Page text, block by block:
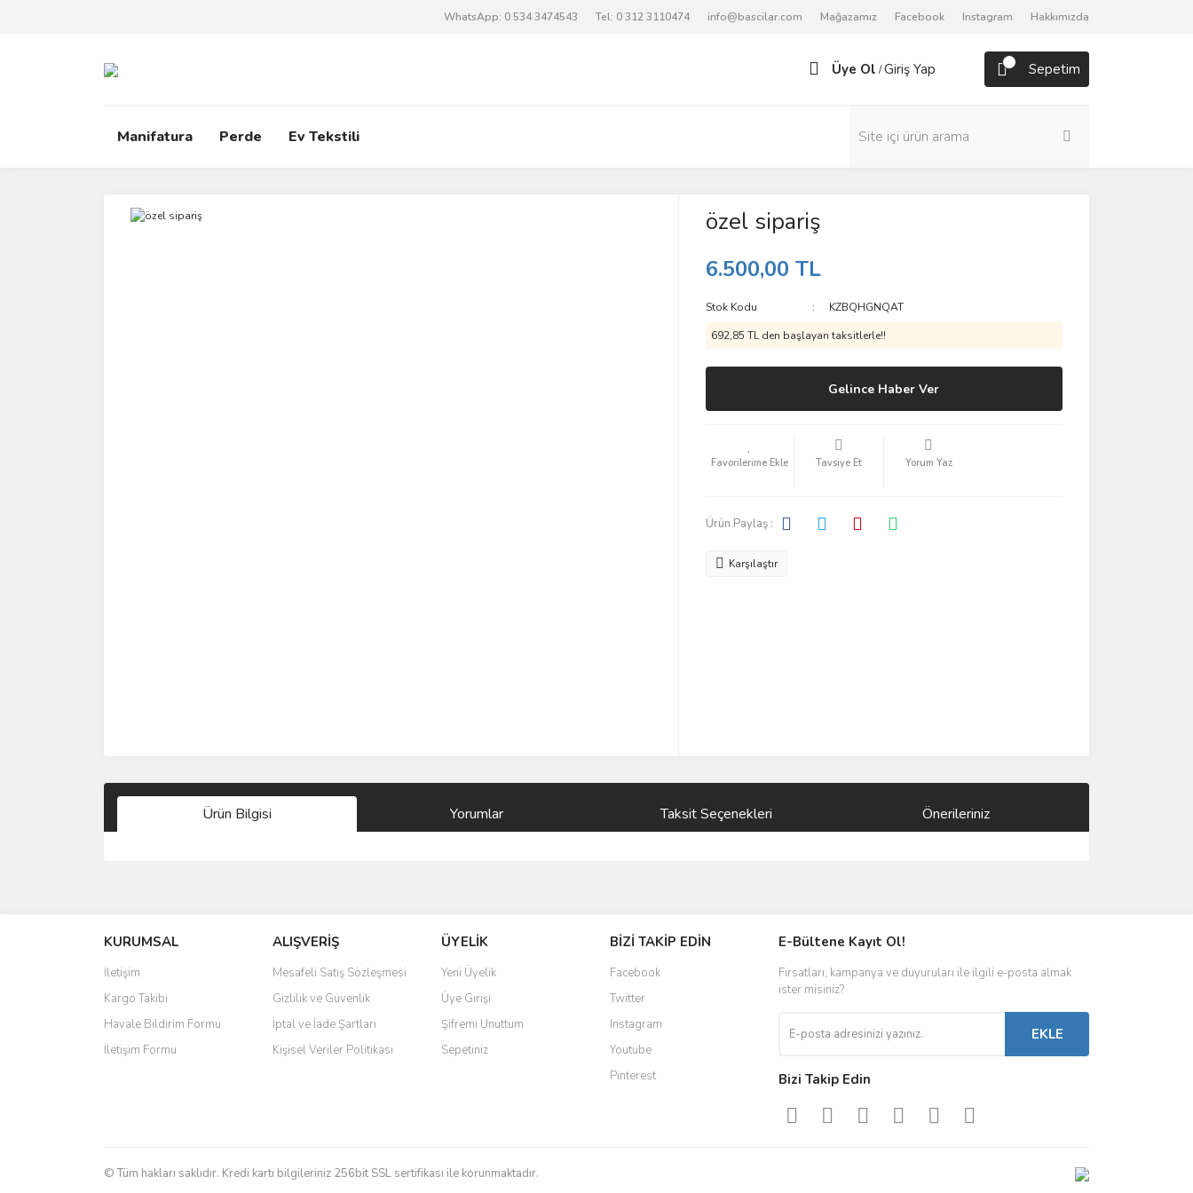
WhatsApp: 0 534 3474543 Tel: 0 312 3110474 info@bascilar.com Mağazamız Facebook Instagram Hakkımızda
Üye Ol /Giriş Yap Sepetim
Manifatura Perde Ev Tekstili
özel sipariş
6.500,00 TL
Stok Kodu
KZBQHGNQAT
692,85 TL den başlayan taksitlerle!!
Gelince Haber Ver
Tavsiye Et Yorum Yaz
Ürün Paylaş :
Karşılaştır
Ürün Bilgisi Yorumlar Taksit Seçenekleri Önerileriniz
Ürün resmi kalitesiz, bozuk veya görüntülenemiyor.
Ürün açıklamasında eksik bilgiler bulunuyor.
Ürün bilgilerinde hatalar bulunuyor.
Ürün fiyatı diğer sitelerden daha pahalı.
Bu ürüne benzer farklı alternatifler olmalı.
KURUMSAL
İletişim
Kargo Takibi
Havale Bildirim Formu
İletişim Formu
ALIŞVERİŞ
Mesafeli Satış Sözleşmesi
Gizlilik ve Güvenlik
İptal ve İade Şartları
Kişisel Veriler Politikası
ÜYELİK
Yeni Üyelik
Üye Girişi
Şifremi Unuttum
Sepetiniz
BİZİ TAKİP EDİN
Facebook
Twitter
Instagram
Youtube
Pinterest
E-Bültene Kayıt Ol!
Fırsatları, kampanya ve duyuruları ile ilgili e-posta almak
ister misiniz?
EKLE
Bizi Takip Edin
© Tüm hakları saklıdır. Kredi kartı bilgileriniz 256bit SSL sertifikası ile korunmaktadır.